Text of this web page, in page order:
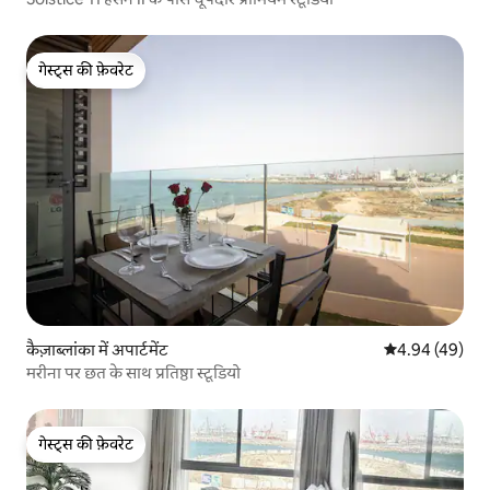
गेस्ट्स की फ़ेवरेट
गेस्ट्स की फ़ेवरेट
कैज़ाब्लांका में अपार्टमेंट औसत रेटिंग 5 में
4.94 (49)
मरीना पर छत के साथ प्रतिष्ठा स्टूडियो
गेस्ट्स की फ़ेवरेट
गेस्ट्स की फ़ेवरेट